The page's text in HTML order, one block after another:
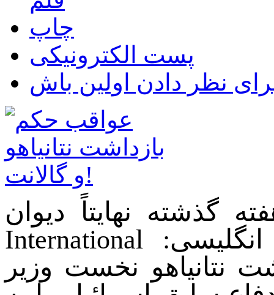
چاپ
پست الکترونیکی
گذشته نهایتاً دیوان
International
نتانیاهو نخست وزیر